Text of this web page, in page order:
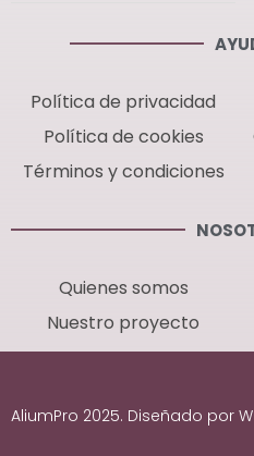
Política de privacidad
Política de cookies
Términos y condiciones
Quienes somos
Nuestro proyecto
AliumPro 2025. Diseñado por